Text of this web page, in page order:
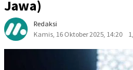
Jawa)
Redaksi
Kamis, 16 Oktober 2025, 14:20